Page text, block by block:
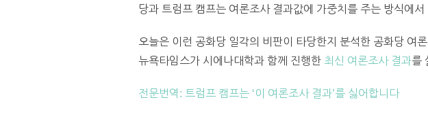
당과 트럼프 캠프는 여론조사 결과값에 가중치를 주는 방식에
오늘은 이런 공화당 일각의 비판이 타당한지 분석한 공화당 여
뉴욕타임스가 시에나대학과 함께 진행한 최신 여론조사 결과를
전문번역: 트럼프 캠프는 ‘이 여론조사 결과’를 싫어합니다